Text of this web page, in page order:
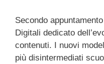
Secondo
Digitali dedicato
contenuti. I nuovi
più disintermediati